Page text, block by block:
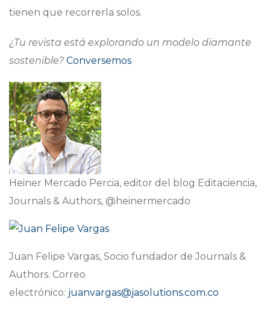
tienen que recorrerla solos.
¿Tu revista está explorando un modelo diamante
sostenible? Conversemos
Heiner Mercado Percia, editor del blog Editaciencia,
Journals & Authors, @heinermercado
Juan Felipe Vargas, Socio fundador de Journals &
Authors. Correo
electrónico: juanvargas@jasolutions.com.co